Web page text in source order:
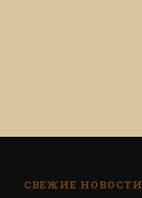
СВЕЖИЕ НОВОСТИ